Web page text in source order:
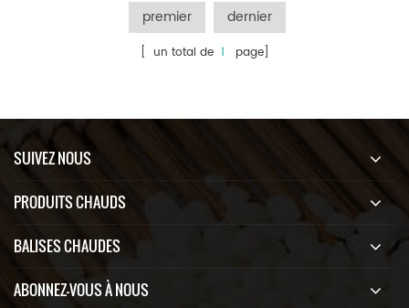
premier dernier
[ un total de 1 page]
SUIVEZ NOUS
PRODUITS CHAUDS
BALISES CHAUDES
ABONNEZ-VOUS À NOUS